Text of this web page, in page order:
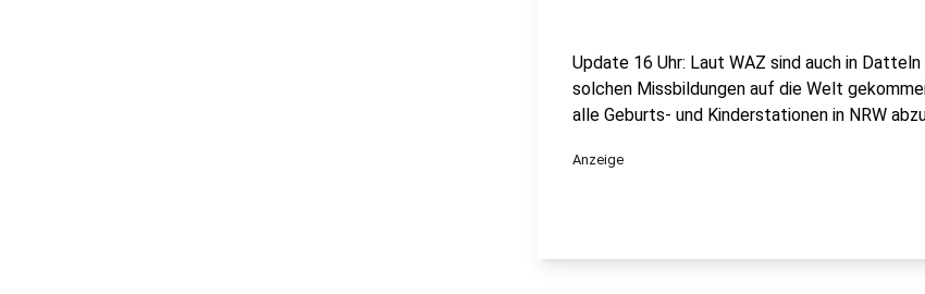
Update 16 Uhr: Laut WAZ sind auch in
solchen Missbildungen auf die Welt
alle Geburts- und Kinderstationen in NRW
Anzeige